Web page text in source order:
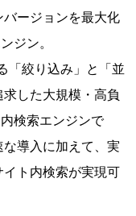
ージョンを最大化
ジン。
「絞り込み」と「並
した大規模・高負
検索エンジンで
導入に加えて、実
ト内検索が実現可